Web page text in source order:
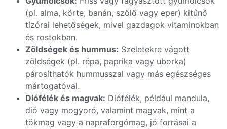
(pl. alma, körte, banán, szőlő vagy eper) kitűnő
tízórai lehetőségek, mivel gazdagok vitaminokban
és rostokban.
Zöldségek és hummus: Szeletekre vágott
zöldségek (pl. répa, paprika vagy uborka)
párosíthatók hummusszal vagy más egészséges
mártogatóval.
Diófélék és magvak: Diófélék, például mandula,
dió vagy mogyoró, valamint magvak, mint a
tökmag vagy a napraforgómag, jó forrásai a